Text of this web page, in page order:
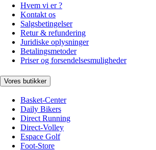
Hvem vi er ?
Kontakt os
Salgsbetingelser
Retur & refundering
Juridiske oplysninger
Betalingsmetoder
Priser og forsendelsesmuligheder
Vores butikker
Basket-Center
Daily Bikers
Direct Running
Direct-Volley
Espace Golf
Foot-Store